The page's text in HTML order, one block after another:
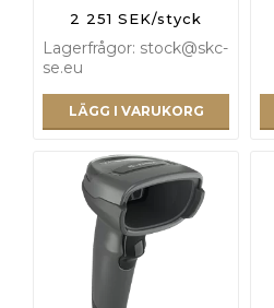
2 251 SEK/styck
Lagerfrågor: stock@skc-
se.eu
LÄGG I VARUKORG